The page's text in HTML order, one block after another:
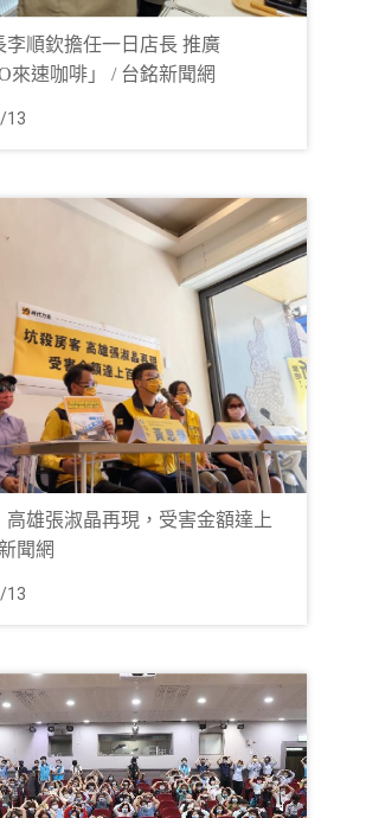
李順欽擔任一日店長 推廣
來速咖啡」 / 台銘新聞網
13
高雄張淑晶再現，受害金額達上
聞網
13